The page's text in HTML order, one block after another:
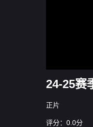
24-25赛
正片
评分：0.0分